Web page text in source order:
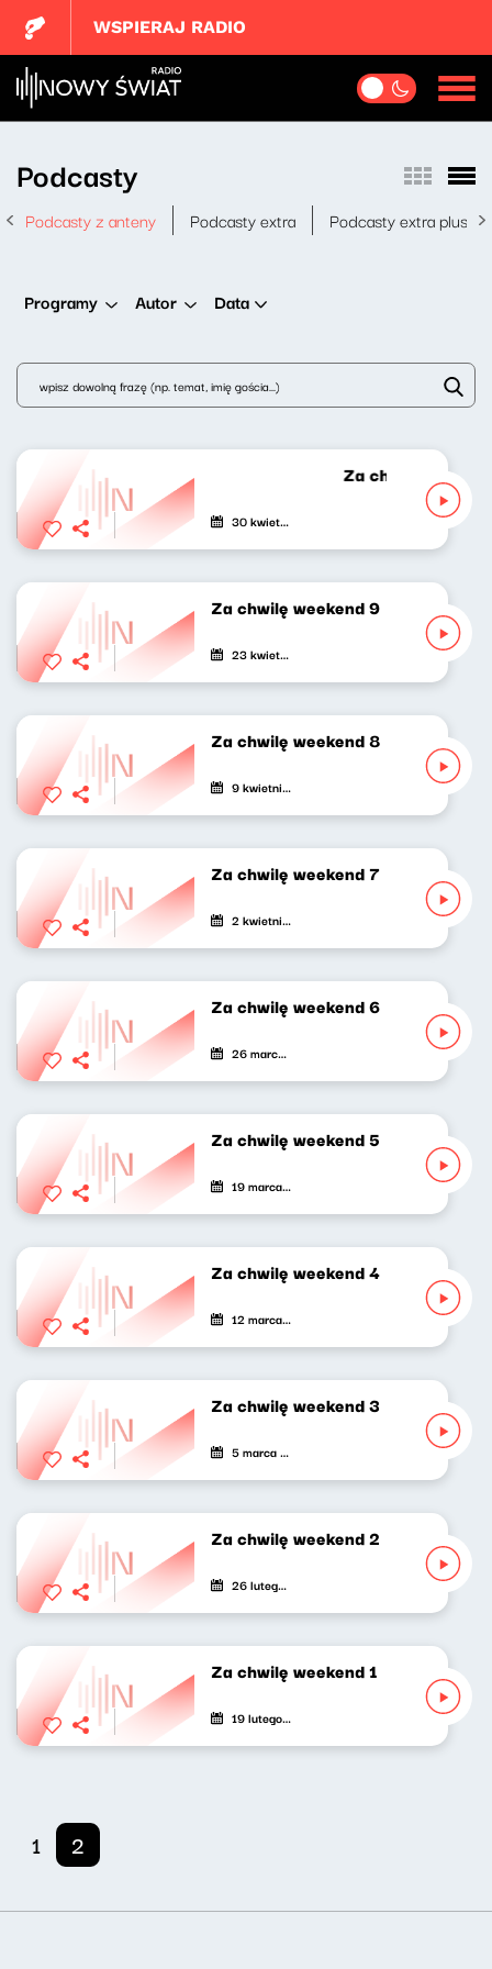
WSPIERAJ RADIO
Podcasty
Podcasty z anteny Podcasty extra Podcasty extra plus
Programy Autor Data
Za chwilę
30 kwietnia 2021
Za chwilę weekend 9
23 kwietnia 2021
Za chwilę weekend 8
9 kwietnia 2021
Za chwilę weekend 7
2 kwietnia 2021
Za chwilę weekend 6
26 marca 2021
Za chwilę weekend 5
19 marca 2021
Za chwilę weekend 4
12 marca 2021
Za chwilę weekend 3
5 marca 2021
Za chwilę weekend 2
26 lutego 2021
Za chwilę weekend 1
19 lutego 2021
1 2